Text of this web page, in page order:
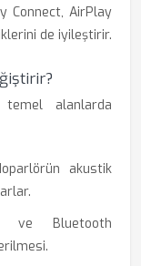
Connect, AirPlay
de iyileştirir.
alanlarda
akustik
ve Bluetooth